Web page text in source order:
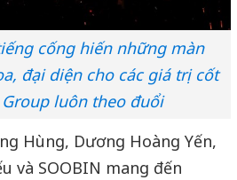
cống hiến những màn
đại diện cho các giá trị cốt
Group luôn theo đuổi
Hùng, Dương Hoàng Yến,
và SOOBIN mang đến